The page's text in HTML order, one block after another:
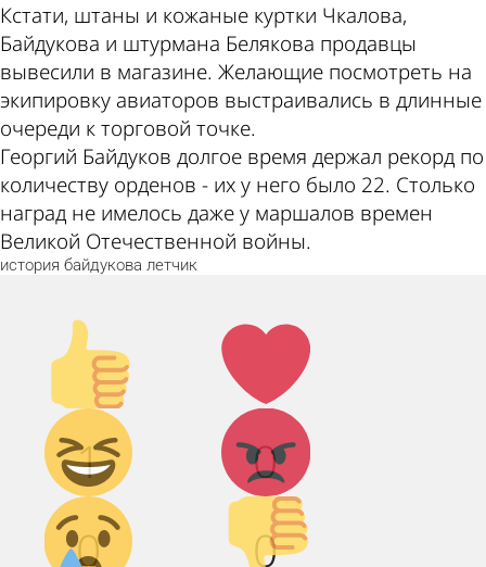
Кстати, штаны и кожаные куртки Чкалова,
Байдукова и штурмана Белякова продавцы
вывесили в магазине. Желающие посмотреть на
экипировку авиаторов выстраивались в длинные
очереди к торговой точке.
Георгий Байдуков долгое время держал рекорд по
количеству орденов - их у него было 22. Столько
наград не имелось даже у маршалов времен
Великой Отечественной войны.
история байдукова летчик
Палец
вверх!
1
Лайк!
0
Дикий
смех!
0
Агрессия!
0
Грусть :(
Палец
вниз!